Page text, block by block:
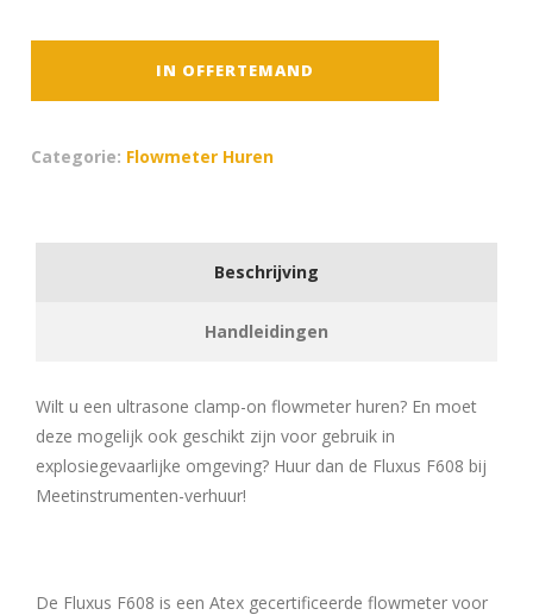
IN OFFERTEMAND
Categorie: Flowmeter Huren
Beschrijving
Handleidingen
Wilt u een ultrasone clamp-on flowmeter huren? En moet
deze mogelijk ook geschikt zijn voor gebruik in
explosiegevaarlijke omgeving? Huur dan de Fluxus F608 bij
Meetinstrumenten-verhuur!
De Fluxus F608 is een Atex gecertificeerde flowmeter voor